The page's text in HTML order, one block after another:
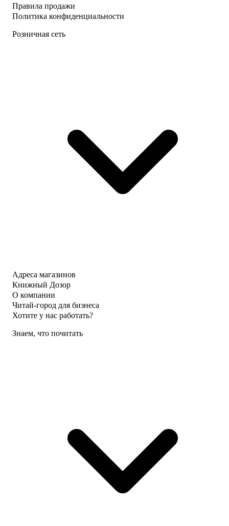
Правила продажи
Политика конфиденциальности
Розничная сеть
Адреса магазинов
Книжный Дозор
О компании
Читай-город для бизнеса
Хотите у нас работать?
Знаем, что почитать